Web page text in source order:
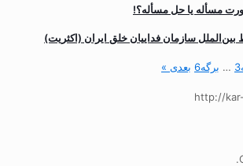
مسأله یا حل مسأله؟!
بین‌الملل سازمان فداییان خلق ایران (اکثریت)
3
… برگه6 بعدی »
http://